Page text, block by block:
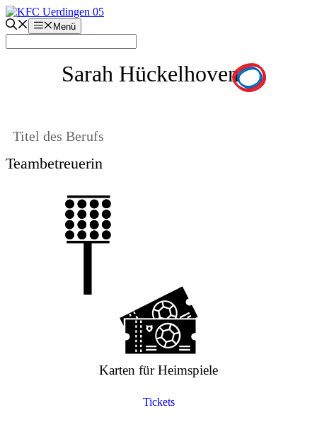
Zum
Inhalt
springen
Menü
Sarah Hückelhoven
Titel des Berufs
Teambetreuerin
Karten für Heimspiele
Tickets